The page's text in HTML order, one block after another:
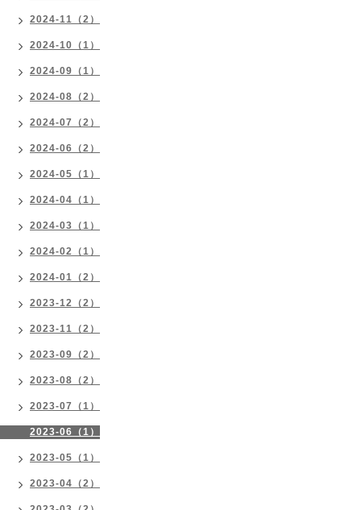
2024-11（2）
2024-10（1）
2024-09（1）
2024-08（2）
2024-07（2）
2024-06（2）
2024-05（1）
2024-04（1）
2024-03（1）
2024-02（1）
2024-01（2）
2023-12（2）
2023-11（2）
2023-09（2）
2023-08（2）
2023-07（1）
2023-06（1）
2023-05（1）
2023-04（2）